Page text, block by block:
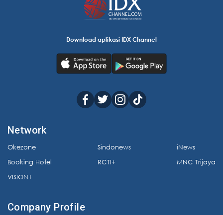
Download aplikasi IDX Channel
Network
Okezone
Booking Hotel
VISION+
Sindonews
RCTI+
iNews
MNC Trijaya
Company Profile